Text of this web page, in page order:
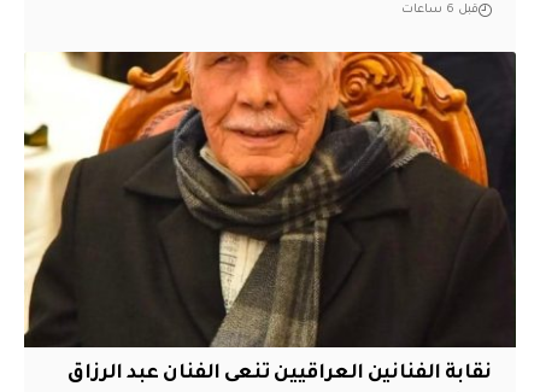
قبل 6 ساعات
نقابة الفنانين العراقيين تنعى الفنان عبد الرزاق